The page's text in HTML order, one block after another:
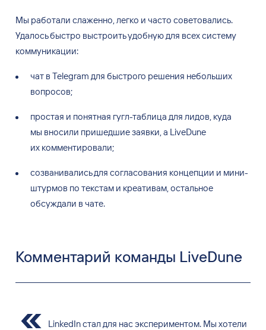
Мы работали слаженно, легко и часто советовались.
Удалось быстро выстроить удобную для всех систему
коммуникации:
чат в Telegram для быстрого решения небольших
вопросов;
простая и понятная гугл-таблица для лидов, куда
мы вносили пришедшие заявки, а LiveDune
их комментировали;
созванивались для согласования концепции и мини-
штурмов по текстам и креативам, остальное
обсуждали в чате.
Комментарий команды LiveDune
LinkedIn стал для нас экспериментом. Мы хотели